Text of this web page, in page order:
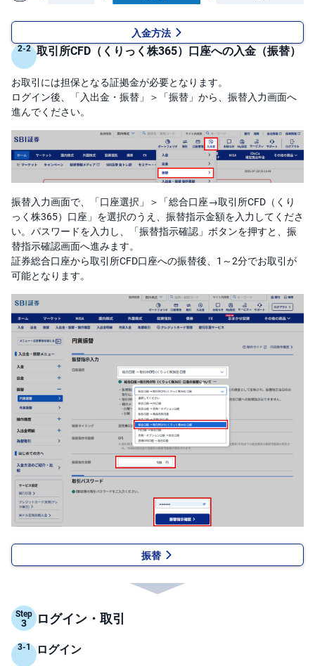
貨
M
M
W
取
引
所
F
D(
く
り
く
3
6
5)
店
頭
C
F
D
S
T(
セ
キ
ュ
リ
テ
ィ
・
ト
ー
ク
ン
)
S
BI
ラ
ッ
プ
ボ
O
B
O
R
入金方法
取引所CFD（くりっく株365）口座への入金（振替）
お取引には担保となる証拠金が必要となります。
ログイン後、「入出金・振替」＞「振替」から、振替入力画面へ
進んでください。
振替入力画面で、「口座選択」＞「総合口座→取引所CFD（くり
っく株365）口座」を選択のうえ、振替指示金額を入力してくださ
い。パスワードを入力し、「振替指示確認」ボタンを押すと、振
替指示確認画面へ進みます。
証券総合口座から取引所CFD口座への振替後、1～2分でお取引が
可能となります。
振替
Step ログイン・取引
ログイン